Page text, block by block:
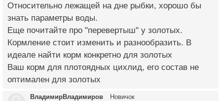
Относительно лежащей на дне рыбки, хорошо бы
знать параметры воды.
Еще почитайте про "перевертыш" у золотых.
Кормление стоит изменить и разнообразить. В
идеале найти корм конкретно для золотых
Ваш корм для плотоядных цихлид, его состав не
оптимален для золотых
ВладимирВладимиров Новичок